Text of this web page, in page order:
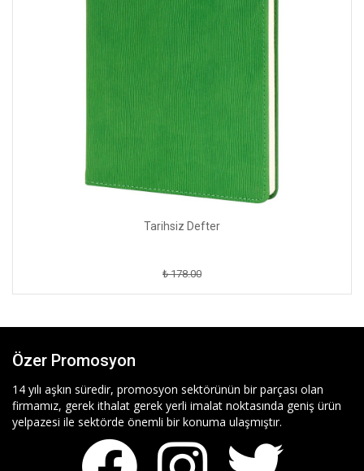
Tarihsiz Defter
₺ 178.00
Özer Promosyon
14 yılı aşkın süredir, promosyon sektörünün bir parçası olan
firmamız, gerek ithalat gerek yerli imalat noktasında geniş ürün
yelpazesi ile sektörde önemli bir konuma ulaşmıştır.